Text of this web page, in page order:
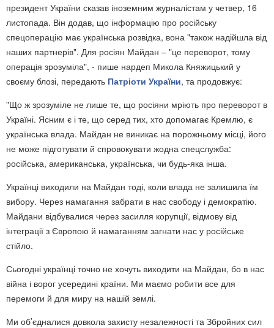
президент України сказав іноземним журналістам у четвер, 16
листопада. Він додав, що інформацію про російську
спецоперацію має українська розвідка, вона "також надійшла від
наших партнерів". Для росіян Майдан – "це переворот, тому
операція зрозуміла", - пише нардеп Микола Княжицький у
своєму блозі, передають Патріоти України, та продовжує:
"Що ж зрозуміле не лише те, що росіяни мріють про переворот в
Україні. Ясним є і те, що серед тих, хто допомагає Кремлю, є
українська влада. Майдан не виникає на порожньому місці, його
не може підготувати й спровокувати жодна спецслужба:
російська, американська, українська, чи будь-яка інша.
Українці виходили на Майдан тоді, коли влада не залишила їм
вибору. Через намагання забрати в нас свободу і демократію.
Майдани відбувалися через засилля корупції, відмову від
інтеграції з Європою й намаганням загнати нас у російське
стійло.
Сьогодні українці точно не хочуть виходити на Майдан, бо в нас
війна і ворог усередині країни. Ми маємо робити все для
перемоги й для миру на нашій землі.
Ми об’єдналися довкола захисту незалежності та Збройних сил